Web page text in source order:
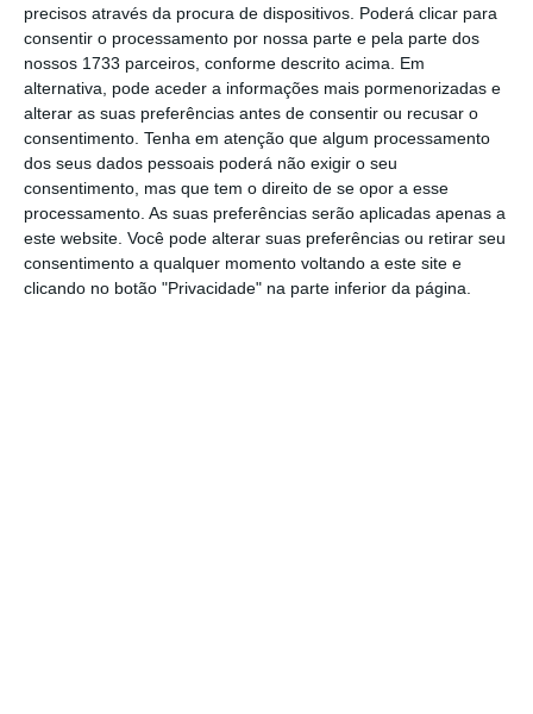
precisos através da procura de dispositivos. Poderá clicar para
consentir o processamento por nossa parte e pela parte dos
nossos 1733 parceiros, conforme descrito acima. Em
alternativa, pode aceder a informações mais pormenorizadas e
alterar as suas preferências antes de consentir ou recusar o
consentimento. Tenha em atenção que algum processamento
dos seus dados pessoais poderá não exigir o seu
consentimento, mas que tem o direito de se opor a esse
processamento. As suas preferências serão aplicadas apenas a
este website. Você pode alterar suas preferências ou retirar seu
consentimento a qualquer momento voltando a este site e
clicando no botão "Privacidade" na parte inferior da página.
Fonte oficial da Corticeira Amorim
“Amobilidade interna entre unidades das
empresas da Corticeira Amorim integra a
gestão operacional corrente, sendo uma
prática regular e transparente, circunscrita à
mesma área geográfica de Santa Maria da